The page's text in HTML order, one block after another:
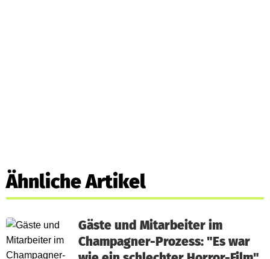
Ähnliche Artikel
Gäste und Mitarbeiter im
Champagner-Prozess: "Es war